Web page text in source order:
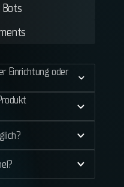
Bots
Einrichtung oder